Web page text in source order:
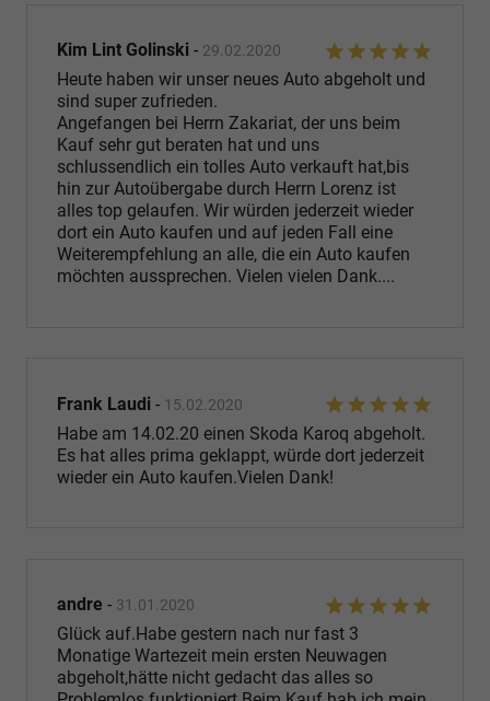
Kim Lint Golinski - 29.02.2020
Heute haben wir unser neues Auto abgeholt und
sind super zufrieden.
Angefangen bei Herrn Zakariat, der uns beim
Kauf sehr gut beraten hat und uns
schlussendlich ein tolles Auto verkauft hat,bis
hin zur Autoübergabe durch Herrn Lorenz ist
alles top gelaufen. Wir würden jederzeit wieder
dort ein Auto kaufen und auf jeden Fall eine
Weiterempfehlung an alle, die ein Auto kaufen
möchten aussprechen. Vielen vielen Dank....
Frank Laudi - 15.02.2020
Habe am 14.02.20 einen Skoda Karoq abgeholt.
Es hat alles prima geklappt, würde dort jederzeit
wieder ein Auto kaufen.Vielen Dank!
andre - 31.01.2020
Glück auf.Habe gestern nach nur fast 3
Monatige Wartezeit mein ersten Neuwagen
abgeholt,hätte nicht gedacht das alles so